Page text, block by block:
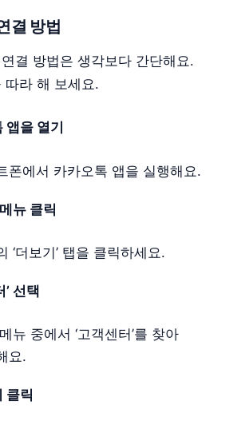
결 방법
결 방법은 생각보다 간단해요.
따라 해 보세요.
앱을 열기
폰에서 카카오톡 앱을 실행해요.
뉴 클릭
‘더보기’ 탭을 클릭하세요.
’ 선택
뉴 중에서 ‘고객센터’를 찾아
요.
클릭